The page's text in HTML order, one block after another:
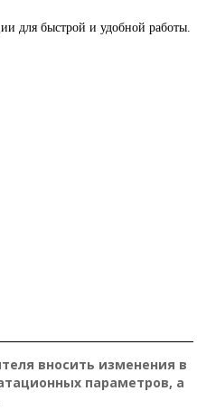
для быстрой и удобной работы.
вносить изменения в
параметров, а